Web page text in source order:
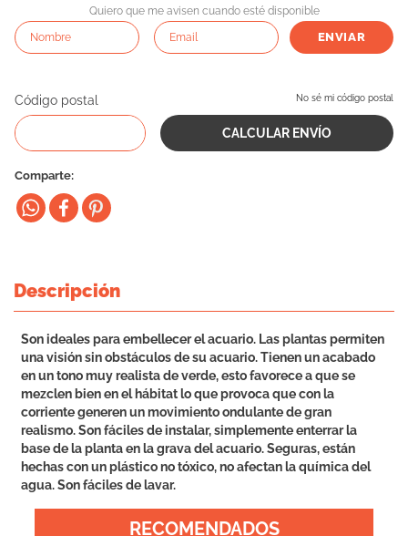
Quiero que me avisen cuando esté disponible
ENVIAR
Código postal No sé mi código postal
Comparte
Descripción
Son ideales para embellecer el acuario. Las plantas permiten
una visión sin obstáculos de su acuario. Tienen un acabado
en un tono muy realista de verde, esto favorece a que se
mezclen bien en el hábitat lo que provoca que con la
corriente generen un movimiento ondulante de gran
realismo. Son fáciles de instalar, simplemente enterrar la
base de la planta en la grava del acuario. Seguras, están
hechas con un plástico no tóxico, no afectan la química del
agua. Son fáciles de lavar.
RECOMENDADOS